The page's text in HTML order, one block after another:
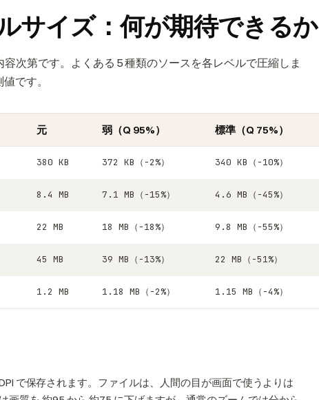
サイズ：何が期待できるか
次第です。よくある 5 種類のソースを各レベルで圧縮しま
です。
元 弱（Q 95%） 標準（Q 75%）
380 KB 372 KB（−2%） 340 KB（−10%）
8.4 MB 7.1 MB（−15%） 4.6 MB（−45%）
22 MB 18 MB（−18%） 9.8 MB（−55%）
45 MB 39 MB（−13%） 22 MB（−51%）
1.2 MB 1.18 MB（−2%） 1.15 MB（−4%）
で保存されます。ファイルは、人間の目が画面で使うよりは